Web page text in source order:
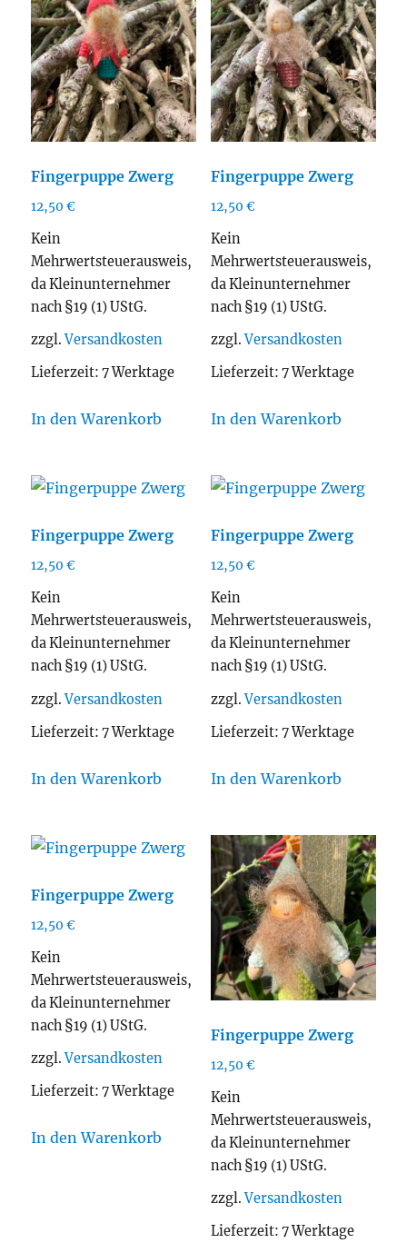
Fingerpuppe Zwerg
12,50€
Kein
Mehrwertsteuerausweis,
da Kleinunternehmer
nach §19 (1) UStG.
zzgl.Versandkosten
Lieferzeit:7 Werktage
In den Warenkorb
Fingerpuppe Zwerg
12,50 €
Kein
Mehrwertsteuerausweis,
da Kleinunternehmer
nach §19 (1) UStG.
zzgl.Versandkosten
Lieferzeit: 7 Werktage
In den Warenkorb
Fingerpuppe Zwerg
12,50€
Kein
Mehrwertsteuerausweis,
da Kleinunternehmer
nach §19 (1) UStG.
zzgl.Versandkosten
Lieferzeit:7 Werktage
In den Warenkorb
Fingerpuppe Zwerg
12,50 €
Kein
Mehrwertsteuerausweis,
da Kleinunternehmer
nach §19 (1) UStG.
zzgl.Versandkosten
Lieferzeit: 7 Werktage
In den Warenkorb
Fingerpuppe Zwerg
12,50€
Kein
Mehrwertsteuerausweis,
da Kleinunternehmer
nach §19 (1) UStG.
zzgl.Versandkosten
Lieferzeit:7 Werktage
In den Warenkorb
Fingerpuppe Zwerg
12,50 €
Kein
Mehrwertsteuerausweis,
da Kleinunternehmer
nach §19 (1) UStG.
zzgl.Versandkosten
Lieferzeit: 7 Werktage